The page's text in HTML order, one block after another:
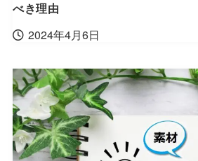
べき理由
2024年4月6日